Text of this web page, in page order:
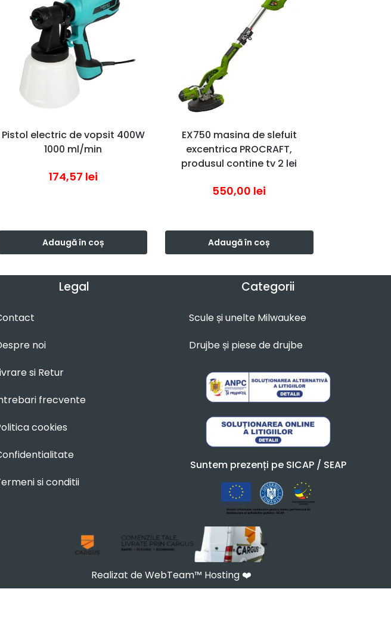
Pistol electric de vopsit 400W
1000 ml/min
174,57 lei
Adaugă în coș
EX750 masina de slefuit
excentrica PROCRAFT,
produsul contine tv 2 lei
550,00 lei
Adaugă în coș
Legal
noi
si Retur
frecvente
cookies
si conditii
Categorii
Scule și unelte Milwaukee
Drujbe și piese de drujbe
Suntem prezenți pe SICAP / SEAP
Realizat de WebTeam™ Hosting ❤️